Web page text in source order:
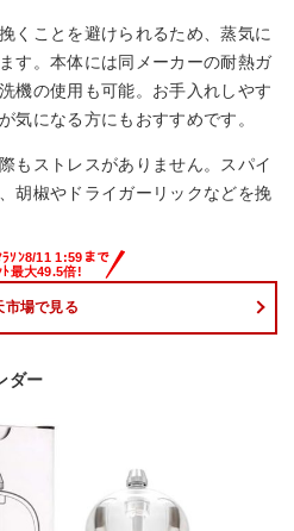
くことを避けられるため、蒸気に
す。本体には同メーカーの耐熱ガ
機の使用も可能。お手入れしやす
気になる方にもおすすめです。
もストレスがありません。スパイ
胡椒やドライガーリックなどを挽
市場で見る
ダー